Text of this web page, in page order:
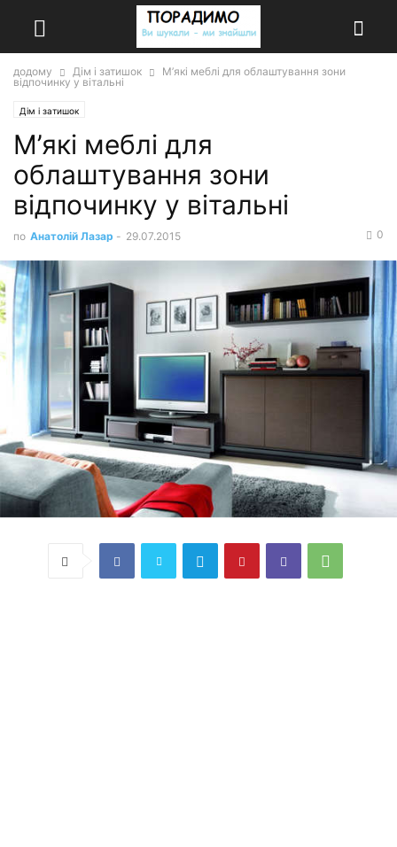
додому Дім і затишок
М’які меблі для облаштування зони
відпочинку у вітальні
Дім і затишок
М’які меблі для
облаштування зони
відпочинку у вітальні
по Анатолій Лазар - 29.07.2015 0